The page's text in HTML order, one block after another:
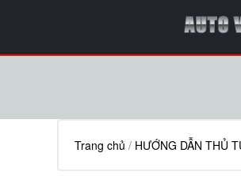
Trang chủ / HƯỚNG DẪN THỦ